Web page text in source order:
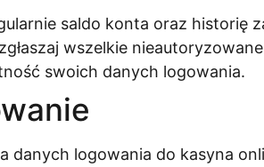
saldo konta oraz historię
wszelkie
swoich danych logowania.
danych logowania do kasyna